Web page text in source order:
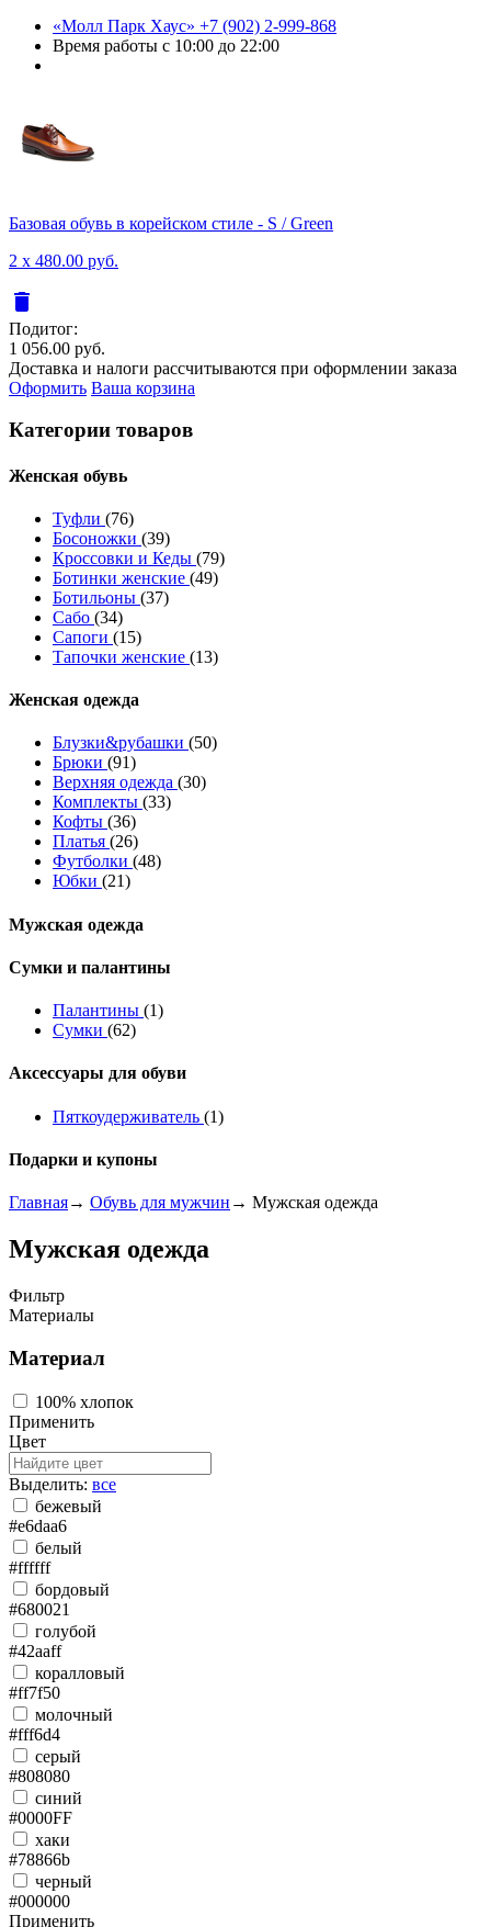
«Молл Парк Хаус» +7 (902) 2-999-868
Время работы с 10:00 до 22:00
Базовая обувь в корейском стиле - S / Green
2 x 480.00 руб.
delete
Подитог:
1 056.00 руб.
Доставка и налоги рассчитываются при оформлении заказа
Оформить Ваша корзина
Категории товаров
Женcкая обувь
Туфли (76)
Босоножки (39)
Кроссовки и Кеды (79)
Ботинки женские (49)
Ботильоны (37)
Сабо (34)
Сапоги (15)
Тапочки женские (13)
Женская одежда
Блузки&рубашки (50)
Брюки (91)
Верхняя одежда (30)
Комплекты (33)
Кофты (36)
Платья (26)
Футболки (48)
Юбки (21)
Мужская одежда
Сумки и палантины
Палантины (1)
Сумки (62)
Аксессуары для обуви
Пяткоудерживатель (1)
Подарки и купоны
Главная→ Обувь для мужчин → Мужская одежда
Мужская одежда
Фильтр
Материалы
Материал
100% хлопок
Применить
Цвет
Выделить: все
бежевый
#e6daa6
белый
#ffffff
бордовый
#680021
голубой
#42aaff
коралловый
#ff7f50
молочный
#fff6d4
серый
#808080
синий
#0000FF
хаки
#78866b
черный
#000000
Применить